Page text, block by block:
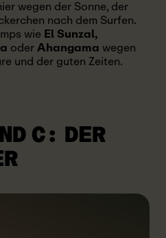
wegen der Sonne, der
nach dem Surfen.
wieEl Sunzal,
oderAhangamawegen
und der guten Zeiten.
C: DER